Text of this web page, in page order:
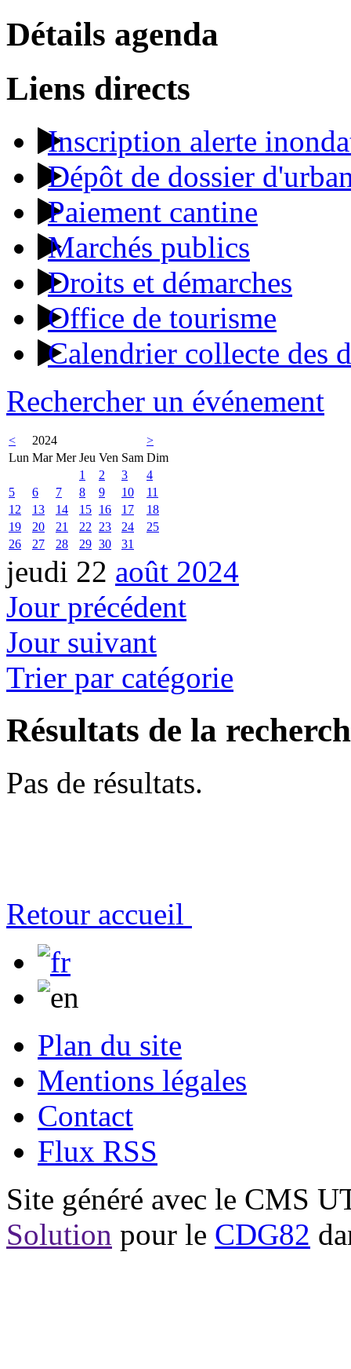
Détails agenda
Liens directs
Inscription alerte
Dépôt de dossier
Paiement cantine
Marchés publics
Droits et démarches
Office de tourisme
Calendrier collecte des
Rechercher un événement
< 2024
>
Lun Mar Mer Jeu Ven Sam Dim
1
2 3
4
5
6 7 8 9 10
11
12
13 14 15 16 17
18
19
20 21 22 23 24
25
26
27 28 29 30 31
jeudi 22 août 2024
Jour précédent
Jour suivant
Trier par catégorie
Résultats de la
Pas de résultats.
Retour accueil
Plan du site
Mentions légales
Contact
Flux RSS
Site généré avec le CMS
Solution pour le CDG82